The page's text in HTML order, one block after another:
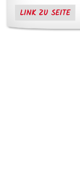
LINK ZU SEITE